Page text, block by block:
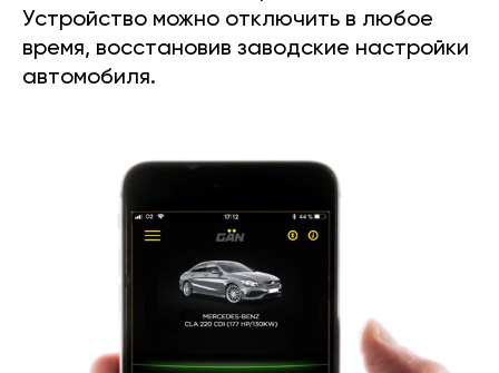
Устройство можно отключить в любое
время, восстановив заводские настройки
автомобиля.